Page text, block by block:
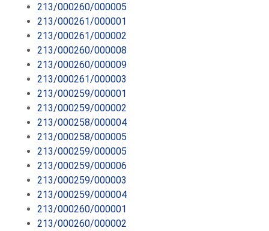
213/000260/000005
213/000261/000001
213/000261/000002
213/000260/000008
213/000260/000009
213/000261/000003
213/000259/000001
213/000259/000002
213/000258/000004
213/000258/000005
213/000259/000005
213/000259/000006
213/000259/000003
213/000259/000004
213/000260/000001
213/000260/000002